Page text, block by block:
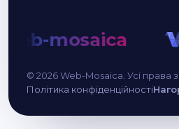
mosaica
© 2026 Web-Mosaica. Усі права
Політика конфіденційності